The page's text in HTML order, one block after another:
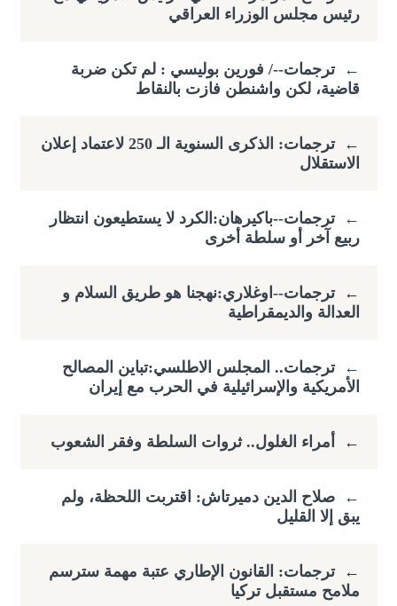
رئيس مجلس الوزراء العراقي
← ترجمات--/ فورين بوليسي : لم تكن ضربة
قاضية، لكن واشنطن فازت بالنقاط
←
ترجمات: الذكرى السنوية الـ 250 لاعتماد إعلان
الاستقلال
← ترجمات--باكيرهان:الكرد لا يستطيعون انتظار
ربيع آخر أو سلطة أخرى
← ترجمات--اوغلاري:نهجنا هو طريق السلام و
العدالة والديمقراطية
← ترجمات.. المجلس الاطلسي:تباين المصالح
الأمريكية والإسرائيلية في الحرب مع إيران
← أمراء الغلول.. ثروات السلطة وفقر الشعوب
←
صلاح الدين دميرتاش: اقتربت اللحظة، ولم
يبق إلا القليل
← ترجمات: القانون الإطاري عتبة مهمة سترسم
ملامح مستقبل تركيا